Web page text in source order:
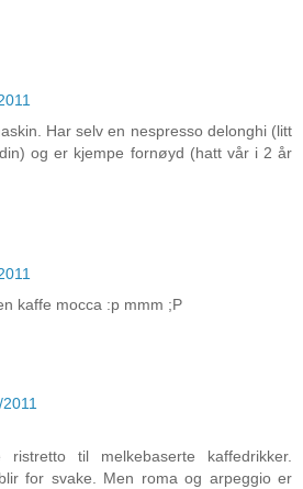
Har selv en nespresso delonghi (litt
og er kjempe fornøyd (hatt vår i 2 år
kaffe mocca :p mmm ;P
til melkebaserte kaffedrikker.
for svake. Men roma og arpeggio er